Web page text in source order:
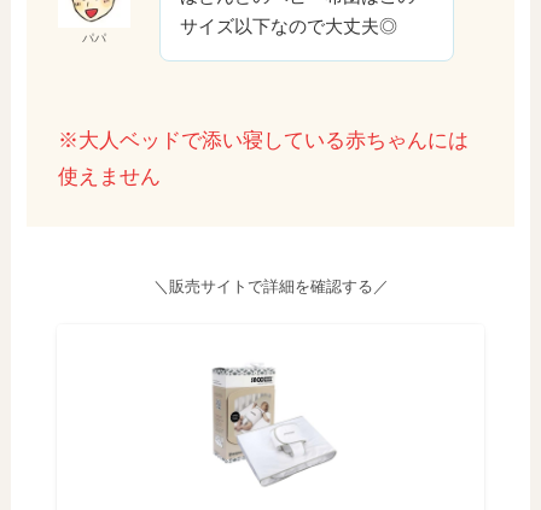
パパ
サイズ以下なので大丈夫◎
※大人ベッドで添い寝している赤ちゃんには
使えません
＼販売サイトで詳細を確認する／